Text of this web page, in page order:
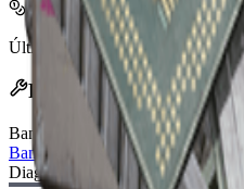
5,000
Última atualização: Nov 11, 2025
Receita de Fabricação
Bancada de Fabricação:
Bancada de equipamento
Diagrama Necessário: